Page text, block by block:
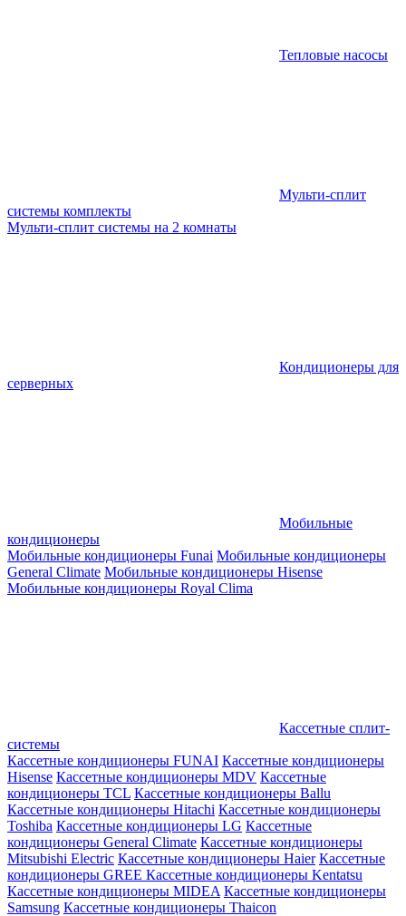
Тепловые насосы
Мульти-сплит
системы комплекты
Мульти-сплит системы на 2 комнаты
Кондиционеры для
серверных
Мобильные
кондиционеры
Мобильные кондиционеры Funai Мобильные кондиционеры
General Climate Мобильные кондиционеры Hisense
Мобильные кондиционеры Royal Clima
Кассетные сплит-
системы
Кассетные кондиционеры FUNAI Кассетные кондиционеры
Hisense Кассетные кондиционеры MDV Кассетные
кондиционеры TCL Кассетные кондиционеры Ballu
Кассетные кондиционеры Hitachi Кассетные кондиционеры
Toshiba Кассетные кондиционеры LG Кассетные
кондиционеры General Climate Кассетные кондиционеры
Mitsubishi Electric Кассетные кондиционеры Haier Кассетные
кондиционеры GREE Кассетные кондиционеры Kentatsu
Кассетные кондиционеры MIDEA Кассетные кондиционеры
Samsung Кассетные кондиционеры Thaicon